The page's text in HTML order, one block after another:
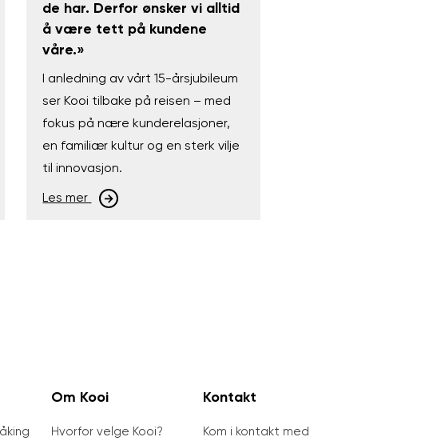
de har. Derfor ønsker vi alltid
å være tett på kundene
våre.»
I anledning av vårt 15-årsjubileum
ser Kooi tilbake på reisen – med
fokus på nære kunderelasjoner,
en familiær kultur og en sterk vilje
til innovasjon.
Les mer
Om Kooi
Hvorfor velge Kooi?
Kontakt
Kom i kontakt med